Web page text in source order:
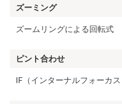
ズーミング
ズームリングによる回転式
ピント合わせ
IF（インターナルフォーカ